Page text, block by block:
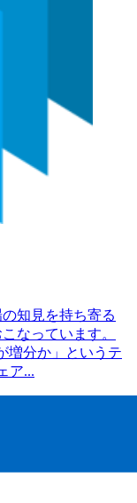
知見を持ち寄る
なっています。
増分か」というテ
ア...